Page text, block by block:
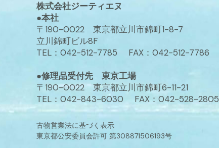
株式会社ジーティエヌ
●本社
〒190-0022 東京都立川市錦町1-8-7
立川錦町ビル8F
TEL：042-512-7785 FAX：042-512-7786
●修理品受付先 東京工場
〒190-0022 東京都立川市錦町6-11-21
TEL：042-843-6030 FAX：042-528-2805
古物営業法に基づく表示
東京都公安委員会許可 第308871506193号